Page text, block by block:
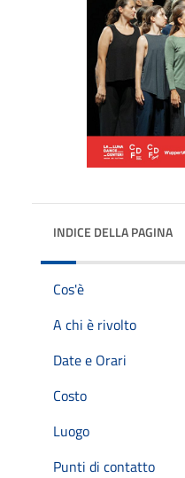
INDICE DELLA PAGINA
Cos'è
A chi è rivolto
Date e Orari
Costo
Luogo
Punti di contatto